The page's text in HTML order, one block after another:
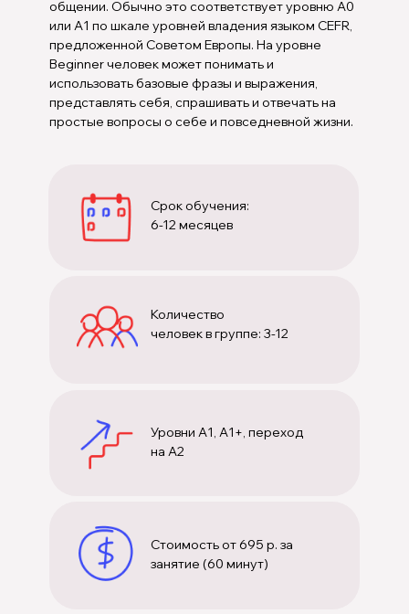
общении. Обычно это соответствует уровню A0
или A1 по шкале уровней владения языком CEFR,
предложенной Советом Европы. На уровне
Beginner человек может понимать и
использовать базовые фразы и выражения,
представлять себя, спрашивать и отвечать на
простые вопросы о себе и повседневной жизни.
Количество
человек в группе: 3-12
Уровни A1, A1+, переход
на A2
Срок обучения:
6-12 месяцев
Стоимость от 695 р. за
занятие (60 минут)